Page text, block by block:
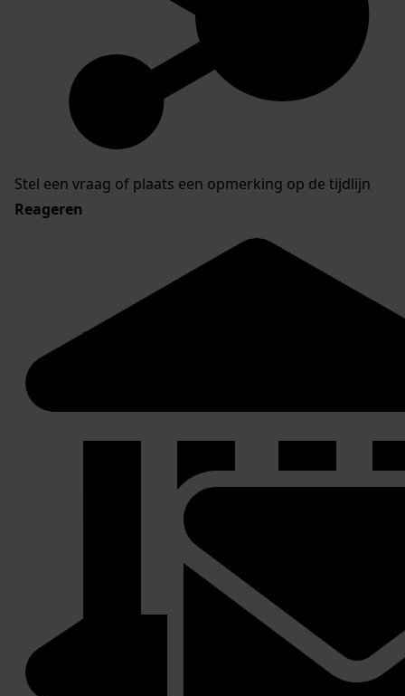
Stel een vraag of plaats een opmerking op de tijdlijn
Reageren